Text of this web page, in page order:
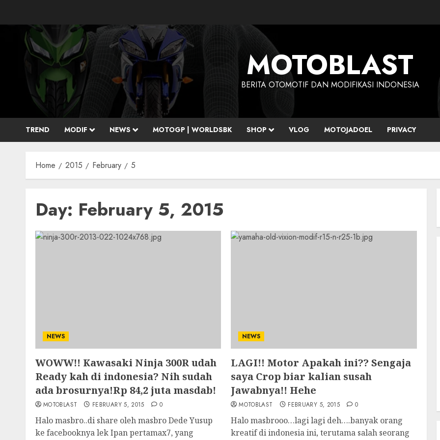
MOTOBLAST
BERITA OTOMOTIF DAN MODIFIKASI INDONESIA
TREND MODIF NEWS MOTOGP | WORLDSBK SHOP VLOG MOTOJADOEL PRIVACY
Home 2015 February 5
Day: February 5, 2015
NEWS
WOWW!! Kawasaki Ninja 300R udah
Ready kah di indonesia? Nih sudah
ada brosurnya!Rp 84,2 juta masdab!
MOTOBLAST FEBRUARY 5, 2015 0
Halo masbro..di share oleh masbro Dede Yusup
ke facebooknya lek Ipan pertamax7, yang
NEWS
LAGI!! Motor Apakah ini?? Sengaja
saya Crop biar kalian susah
Jawabnya!! Hehe
MOTOBLAST FEBRUARY 5, 2015 0
Halo masbrooo…lagi lagi deh….banyak orang
kreatif di indonesia ini, terutama salah seorang